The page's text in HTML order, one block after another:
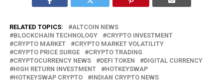
RELATED TOPICS:
ALTCOIN NEWS
BLOCKCHAIN TECHNOLOGY
CRYPTO INVESTMENT
CRYPTO MARKET
CRYPTO MARKET VOLATILITY
CRYPTO PRICE SURGE
CRYPTO TRADING
CRYPTOCURRENCY NEWS
DEFI TOKEN
DIGITAL CURRENCY
HIGH RETURN INVESTMENT
HOTKEYSWAP
HOTKEYSWAP CRYPTO
INDIAN CRYPTO NEWS